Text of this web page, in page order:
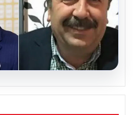
ağabeyi Hür Ağbaba